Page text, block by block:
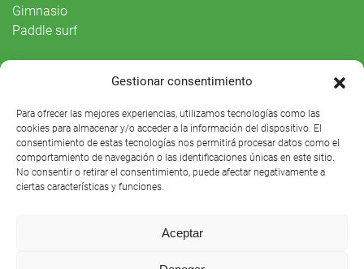
Gestionar consentimiento
Para ofrecer las mejores experiencias, utilizamos tecnologías como las
cookies para almacenar y/o acceder a la información del dispositivo. El
consentimiento de estas tecnologías nos permitirá procesar datos como el
comportamiento de navegación o las identificaciones únicas en este sitio.
No consentir o retirar el consentimiento, puede afectar negativamente a
ciertas características y funciones.
Aceptar
Gimnasio
Paddle surf
Agenda